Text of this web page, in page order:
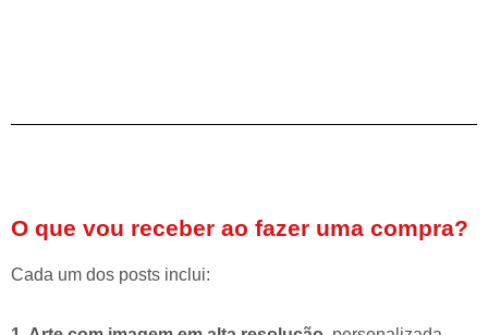
O que vou receber ao fazer uma compra?
Cada um dos posts inclui: